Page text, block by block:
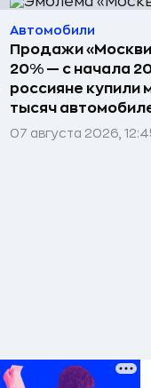
Автомобили
Продажи
20% — с начала
россияне купили
тысяч
07 августа 2026,